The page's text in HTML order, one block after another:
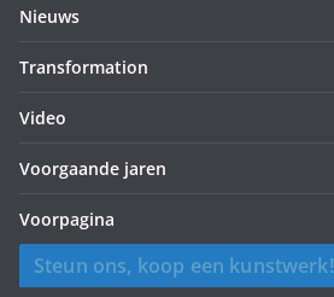
Nieuws
Transformation
Video
Voorgaande jaren
Voorpagina
Steun ons, koop een kunstwerk!